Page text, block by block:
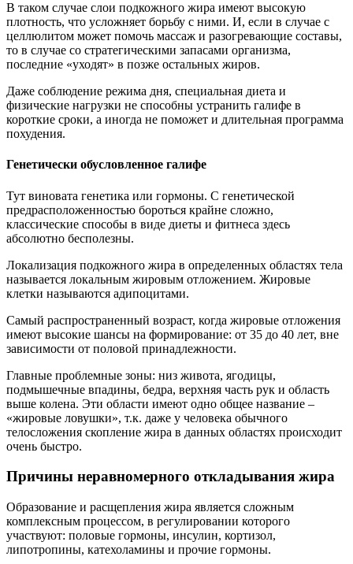
В таком случае слои подкожного жира имеют высокую
плотность, что усложняет борьбу с ними. И, если в случае с
целлюлитом может помочь массаж и разогревающие составы,
то в случае со стратегическими запасами организма,
последние «уходят» в позже остальных жиров.
Даже соблюдение режима дня, специальная диета и
физические нагрузки не способны устранить галифе в
короткие сроки, а иногда не поможет и длительная программа
похудения.
Генетически обусловленное галифе
Тут виновата генетика или гормоны. С генетической
предрасположенностью бороться крайне сложно,
классические способы в виде диеты и фитнеса здесь
абсолютно бесполезны.
Локализация подкожного жира в определенных областях тела
называется локальным жировым отложением. Жировые
клетки называются адипоцитами.
Самый распространенный возраст, когда жировые отложения
имеют высокие шансы на формирование: от 35 до 40 лет, вне
зависимости от половой принадлежности.
Главные проблемные зоны: низ живота, ягодицы,
подмышечные впадины, бедра, верхняя часть рук и область
выше колена. Эти области имеют одно общее название –
«жировые ловушки», т.к. даже у человека обычного
телосложения скопление жира в данных областях происходит
очень быстро.
Причины неравномерного откладывания жира
Образование и расщепления жира является сложным
комплексным процессом, в регулировании которого
участвуют: половые гормоны, инсулин, кортизол,
липотропины, катехоламины и прочие гормоны.